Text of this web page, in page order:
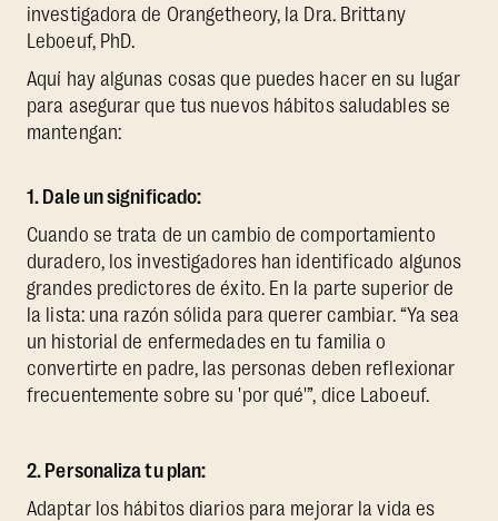
investigadora de Orangetheory, la Dra. Brittany
Leboeuf, PhD.
Aquí hay algunas cosas que puedes hacer en su lugar
para asegurar que tus nuevos hábitos saludables se
mantengan:
1. Dale un significado:
Cuando se trata de un cambio de comportamiento
duradero, los investigadores han identificado algunos
grandes predictores de éxito. En la parte superior de
la lista: una razón sólida para querer cambiar. “Ya sea
un historial de enfermedades en tu familia o
convertirte en padre, las personas deben reflexionar
frecuentemente sobre su 'por qué'”, dice Laboeuf.
2. Personaliza tu plan:
Adaptar los hábitos diarios para mejorar la vida es